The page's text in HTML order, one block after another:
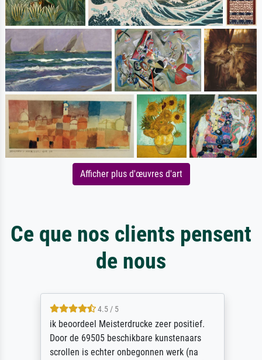
Afficher plus d'œuvres d'art
Ce que nos clients pensent
de nous
4.5 / 5
ik beoordeel Meisterdrucke zeer positief.
Door de 69505 beschikbare kunstenaars
scrollen is echter onbegonnen werk (na